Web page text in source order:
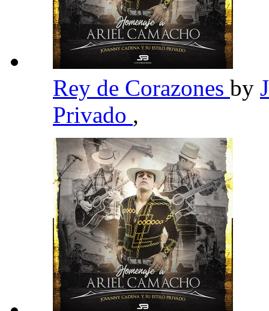
Rey de Corazones by
Privado ,